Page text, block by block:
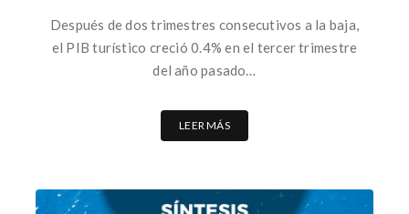
Después de dos trimestres consecutivos a la baja,
el PIB turístico creció 0.4% en el tercer trimestre
del año pasado…
LEER MÁS